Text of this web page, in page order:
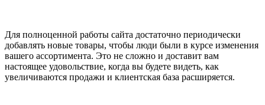
Для полноценной работы сайта достаточно периодически
добавлять новые товары, чтобы люди были в курсе изменения
вашего ассортимента. Это не сложно и доставит вам
настоящее удовольствие, когда вы будете видеть, как
увеличиваются продажи и клиентская база расширяется.